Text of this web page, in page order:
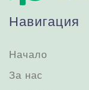
Навигация
Начало
За нас